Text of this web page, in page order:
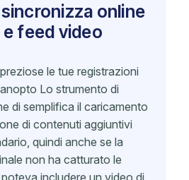
online
feed video
le tue registrazioni
Lo strumento di
di semplifica il caricamento
di contenuti aggiuntivi
quindi anche se la
non ha catturato le
includere un video di